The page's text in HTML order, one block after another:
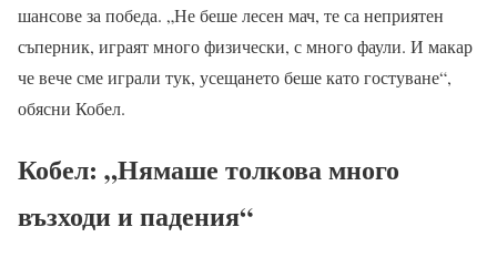
шансове за победа. „Не беше лесен мач, те са неприятен
съперник, играят много физически, с много фаули. И макар
че вече сме играли тук, усещането беше като гостуване“,
обясни Кобел.
Кобел: „Нямаше толкова много
възходи и падения“